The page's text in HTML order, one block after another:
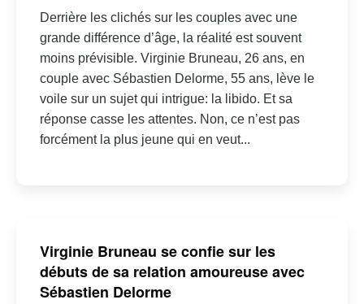
Derrière les clichés sur les couples avec une
grande différence d’âge, la réalité est souvent
moins prévisible. Virginie Bruneau, 26 ans, en
couple avec Sébastien Delorme, 55 ans, lève le
voile sur un sujet qui intrigue: la libido. Et sa
réponse casse les attentes. Non, ce n’est pas
forcément la plus jeune qui en veut...
Virginie Bruneau se confie sur les
débuts de sa relation amoureuse avec
Sébastien Delorme